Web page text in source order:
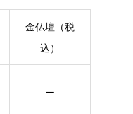
金仏壇（税
込）
ー